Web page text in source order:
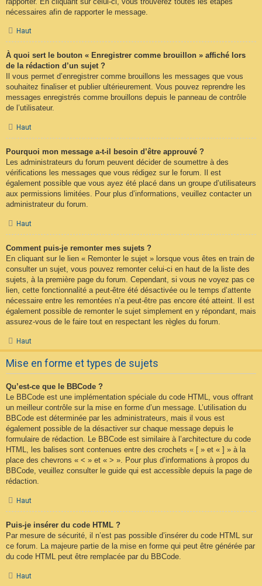
nécessaires afin de rapporter le message.
Haut
À quoi sert le bouton « Enregistrer comme brouillon » affiché lors
de la rédaction d’un sujet ?
Il vous permet d’enregistrer comme brouillons les messages que vous
souhaitez finaliser et publier ultérieurement. Vous pouvez reprendre les
messages enregistrés comme brouillons depuis le panneau de contrôle
de l’utilisateur.
Haut
Pourquoi mon message a-t-il besoin d’être approuvé ?
Les administrateurs du forum peuvent décider de soumettre à des
vérifications les messages que vous rédigez sur le forum. Il est
également possible que vous ayez été placé dans un groupe d’utilisateurs
aux permissions limitées. Pour plus d’informations, veuillez contacter un
administrateur du forum.
Haut
Comment puis-je remonter mes sujets ?
En cliquant sur le lien « Remonter le sujet » lorsque vous êtes en train de
consulter un sujet, vous pouvez remonter celui-ci en haut de la liste des
sujets, à la première page du forum. Cependant, si vous ne voyez pas ce
lien, cette fonctionnalité a peut-être été désactivée ou le temps d’attente
nécessaire entre les remontées n’a peut-être pas encore été atteint. Il est
également possible de remonter le sujet simplement en y répondant, mais
assurez-vous de le faire tout en respectant les règles du forum.
Haut
Mise en forme et types de sujets
Qu’est-ce que le BBCode ?
Le BBCode est une implémentation spéciale du code HTML, vous offrant
un meilleur contrôle sur la mise en forme d’un message. L’utilisation du
BBCode est déterminée par les administrateurs, mais il vous est
également possible de la désactiver sur chaque message depuis le
formulaire de rédaction. Le BBCode est similaire à l’architecture du code
HTML, les balises sont contenues entre des crochets « [ » et « ] » à la
place des chevrons « < » et « > ». Pour plus d’informations à propos du
BBCode, veuillez consulter le guide qui est accessible depuis la page de
rédaction.
Haut
Puis-je insérer du code HTML ?
Par mesure de sécurité, il n’est pas possible d’insérer du code HTML sur
ce forum. La majeure partie de la mise en forme qui peut être générée par
du code HTML peut être remplacée par du BBCode.
Haut